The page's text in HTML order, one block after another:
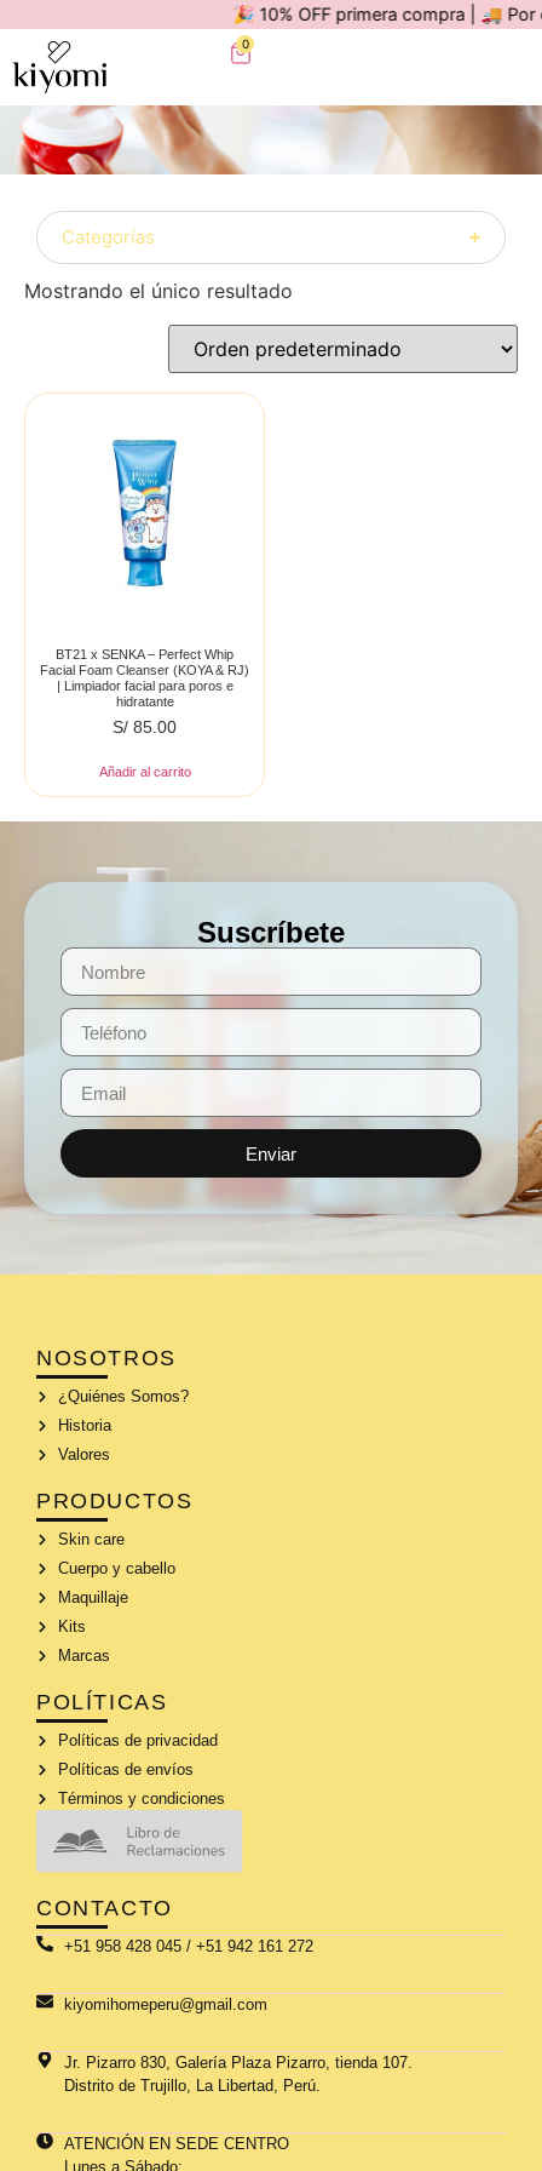
🎉 10% OFF primera compra | 🚚 Por
0
Categorías
Mostrando el único resultado
BT21 x SENKA – Perfect Whip
Facial Foam Cleanser (KOYA & RJ)
| Limpiador facial para poros e
hidratante
S/ 85.00
Añadir al carrito
Suscríbete
Enviar
NOSOTROS
¿Quiénes Somos?
Historia
Valores
PRODUCTOS
Skin care
Cuerpo y cabello
Maquillaje
Kits
Marcas
POLÍTICAS
Políticas de privacidad
Políticas de envíos
Términos y condiciones
CONTACTO
+51 958 428 045 / +51 942 161 272
kiyomihomeperu@gmail.com
Jr. Pizarro 830, Galería Plaza Pizarro, tienda 107.
Distrito de Trujillo, La Libertad, Perú.
ATENCIÓN EN SEDE CENTRO
Lunes a Sábado: